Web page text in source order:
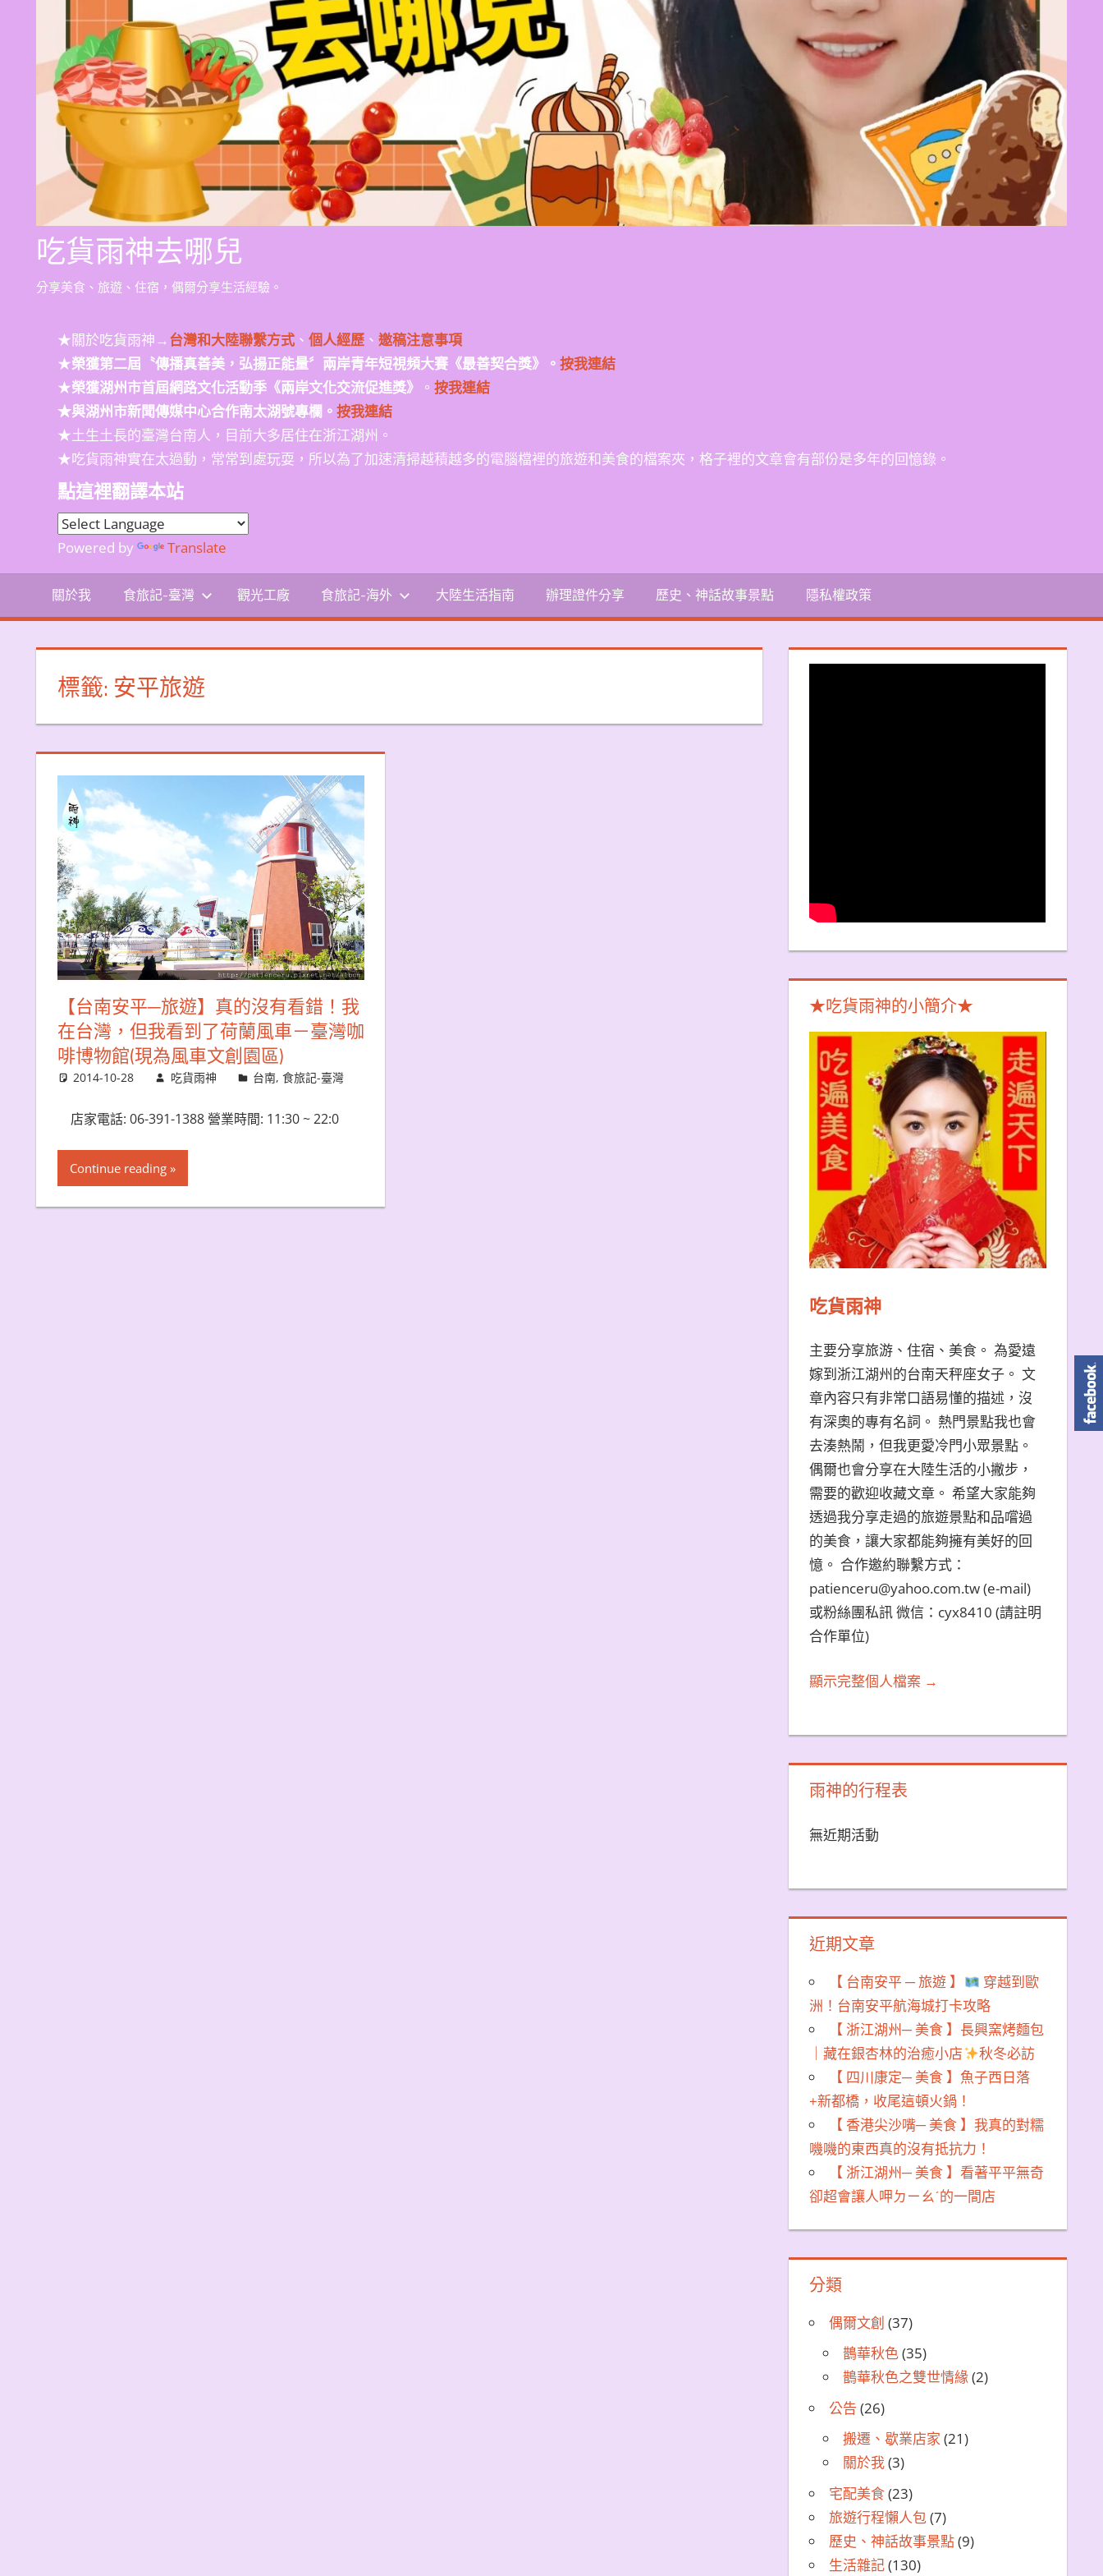
吃貨雨神去哪兒
分享美食、旅遊、住宿，偶爾分享生活經驗。
★關於吃貨雨神→台灣和大陸聯繫方式、 個人經歷、 邀稿注意事項
★榮獲第二屆〝傳播真善美，弘揚正能量〞兩岸青年短視頻大賽《最善契合獎》。 按我連結
★榮獲湖州市首屆網路文化活動季《兩岸文化交流促進獎》 。 按我連結
★與湖州市新聞傳媒中心合作南太湖號專欄。 按我連結
★土生土長的臺灣台南人，目前大多居住在浙江湖州。
★吃貨雨神實在太過動，常常到處玩耍，所以為了加速清掃越積越多的電腦檔裡的旅遊和美食的檔案夾，格子裡的文章會有部份是多年的回憶錄。
點這裡翻譯本站
Powered by Translate
關於我 食旅記-臺灣 觀光工廠 食旅記-海外 大陸生活指南 辦理證件分享 歷史、神話故事景點 隱私權政策
標籤: 安平旅遊
【台南安平─旅遊】真的沒有看錯！我
在台灣，但我看到了荷蘭風車－臺灣咖
啡博物館(現為風車文創園區)
2014-10-28 吃貨雨神 台南,食旅記-臺灣
店家電話: 06-391-1388 營業時間: 11:30 ~ 22:0
Continue reading
★吃貨雨神的小簡介★
吃貨雨神
主要分享旅游、住宿、美食。 為愛遠
嫁到浙江湖州的台南天秤座女子。 文
章內容只有非常口語易懂的描述，沒
有深奧的專有名詞。 熱門景點我也會
去湊熱鬧，但我更愛冷門小眾景點。
偶爾也會分享在大陸生活的小撇步，
需要的歡迎收藏文章。 希望大家能夠
透過我分享走過的旅遊景點和品嚐過
的美食，讓大家都能夠擁有美好的回
憶。 合作邀約聯繫方式：
patienceru@yahoo.com.tw (e-mail)
或粉絲團私訊 微信：cyx8410 (請註明
合作單位)
顯示完整個人檔案 →
雨神的行程表
無近期活動
近期文章
【 台南安平 ─ 旅遊 】
穿越到歐
洲！台南安平航海城打卡攻略
【 浙江湖州─ 美食 】長興窯烤麵包
｜藏在銀杏林的治癒小店
秋冬必訪
【 四川康定─ 美食 】魚子西日落
+新都橋，收尾這頓火鍋！
【 香港尖沙嘴─ 美食 】我真的對糯
嘰嘰的東西真的沒有抵抗力！
【 浙江湖州─ 美食 】看著平平無奇
卻超會讓人呷ㄉㄧㄠˊ的一間店
分類
偶爾文創 (37)
鵲華秋色(35)
鵲華秋色之雙世情緣(2)
公告 (26)
搬遷、歇業店家 (21)
關於我(3)
宅配美食(23)
旅遊行程懶人包(7)
歷史、神話故事景點(9)
生活雜記(130)